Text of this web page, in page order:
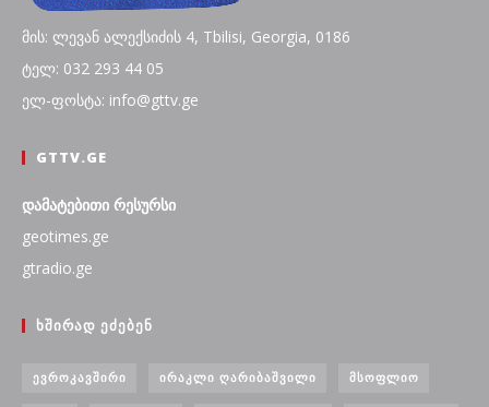
მის: ლევან ალექსიძის 4, Tbilisi, Georgia, 0186
ტელ: 032 293 44 05
ელ-ფოსტა: info@gttv.ge
GTTV.GE
დამატებითი რესურსი
geotimes.ge
gtradio.ge
ᲮᲨᲘᲠᲐᲓ ᲔᲫᲔᲑᲔᲜ
ᲔᲕᲠᲝᲙᲐᲕᲨᲘᲠᲘ ᲘᲠᲐᲙᲚᲘ ᲦᲐᲠᲘᲑᲐᲨᲕᲘᲚᲘ ᲛᲡᲝᲤᲚᲘᲝ